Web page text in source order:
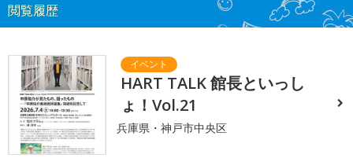
閲覧履歴
HART TALK 館長といっし
ょ！Vol.21
兵庫県・神戸市中央区